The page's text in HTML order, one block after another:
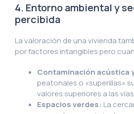
4. Entorno ambiental y
percibida
La valoración de una vivienda
por factores intangibles pero
Contaminación acústica
peatonales o «superillas»
valores superiores a las
Espacios verdes: La